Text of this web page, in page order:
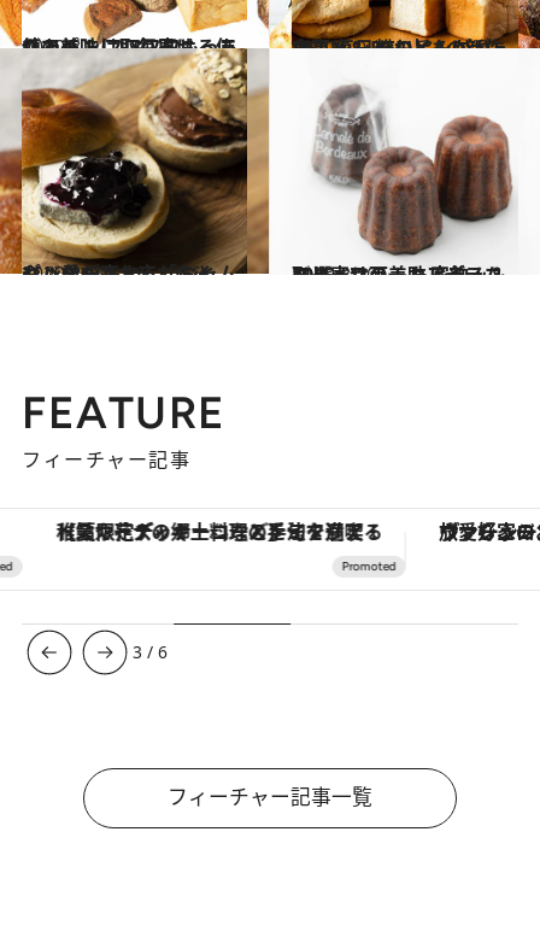
2020.8.8
このパンは取り寄せる価値あり！ フワフワもっちりで美味しい毎日に
グルメ 2020.9.9
DEAN & DELUCAの新作食事パン 粉の旨みがギュッ！ 毎日のおともに♡
グルメ
2020.8.10
パン愛が高まる「おとも」たち おいしいジャムやバターもお忘れなく
グルメ 2020.8.10
取り寄せ可！カルディコーヒーファーム 家飲み＆スイーツの美味アイテム10選
グルメ
FEATURE
フィーチャー記事
【夏限定ディナーコース】旬を迎える稚鮎や花ズッキーニなどをイタリア・トスカーナの郷土料理の手法で満喫！ ヴァシュロン・コンスタンタ
3 /6
フィーチャー記事一覧